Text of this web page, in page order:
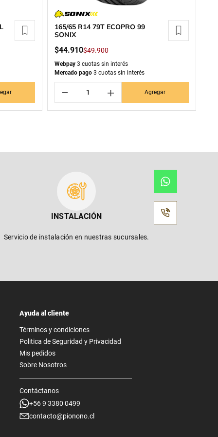
165/65 R14 79T ECOPRO 99
SONIX
$44.910$49.900
Webpay3 cuotas sin interés
Mercado pago3 cuotas sin interés
＋
－ Agregar
INSTALACIÓN
Servicio de instalación en nuestras sucursales.
Ayuda al cliente
Términos y condiciones
Politica de Seguridad y Privacidad
Mis pedidos
Sobre Nosotros
Contáctanos
+56 9 3380 0499
contacto@pionono.cl